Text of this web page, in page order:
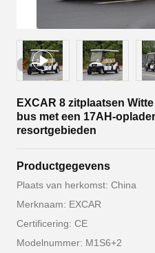
EXCAR 8 zitplaatsen
bus met een 17AH-
resortgebieden
Productgegevens
Plaats van herkomst: China
Merknaam: EXCAR
Certificering: CE
Modelnummer: M1S6+2